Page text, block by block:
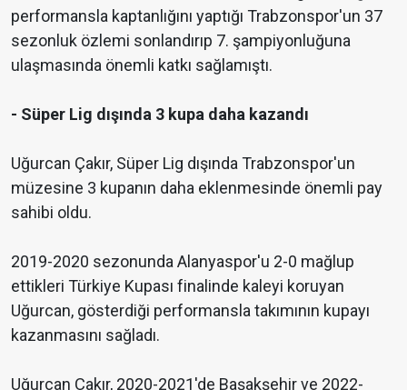
performansla kaptanlığını yaptığı Trabzonspor'un 37
sezonluk özlemi sonlandırıp 7. şampiyonluğuna
ulaşmasında önemli katkı sağlamıştı.
- Süper Lig dışında 3 kupa daha kazandı
Uğurcan Çakır, Süper Lig dışında Trabzonspor'un
müzesine 3 kupanın daha eklenmesinde önemli pay
sahibi oldu.
2019-2020 sezonunda Alanyaspor'u 2-0 mağlup
ettikleri Türkiye Kupası finalinde kaleyi koruyan
Uğurcan, gösterdiği performansla takımının kupayı
kazanmasını sağladı.
Uğurcan Çakır, 2020-2021'de Başakşehir ve 2022-